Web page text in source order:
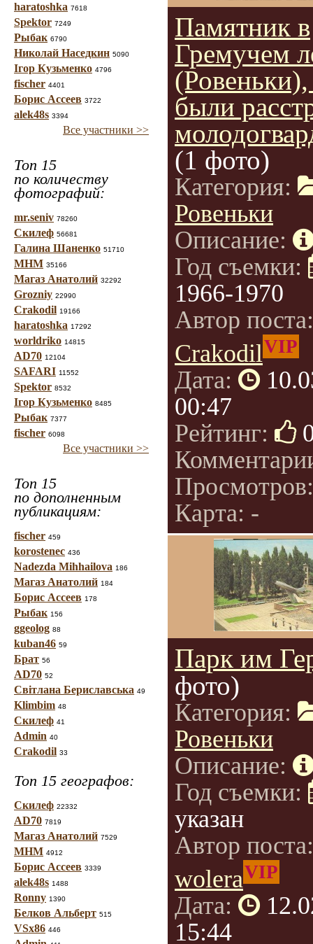
haratoshka 7618
Spektor 7249
Рыбак 6790
Николай Наседкин 5090
Ігор Кузьменко 4796
fischer 4401
Борис Ассеев 3722
alek48s 3394
Все участники >>
Топ 15
по количеству
фотографий:
mr.seniv 78260
Скилеф 56681
Галина Шаненко 51710
МНМ 35166
Магаз Анатолий 32292
Grozniy 22990
Crakodil 19166
haratoshka 17292
worldriko 14815
AD70 12104
SAFARI 11552
Spektor 8532
Ігор Кузьменко 8485
Рыбак 7377
fischer 6098
Все участники >>
Топ 15
по дополненным
публикациям:
fischer 459
korostenec 436
Nadezda Mihhailova 186
Магаз Анатолий 184
Борис Ассеев 178
Рыбак 156
ggeolog 88
kuban46 59
Брат 56
AD70 52
Світлана Бериславська 49
Klimbim 48
Скилеф 41
Admin 40
Crakodil 33
Топ 15 географов:
Скилеф 22332
AD70 7819
Магаз Анатолий 7529
МНМ 4912
Борис Ассеев 3339
alek48s 1488
Ronny 1390
Белков Альберт 515
VSx86 446
Памятник в
Гремучем
(Ровеньки),
были
(1 фото)
Категория:
Ровеньки
Описание:
Год съемки:
1966-1970
Автор
CrakodilVIP
Дата:
00:47
Рейтинг:
Карта: -
Парк им
фото)
Категория:
Ровеньки
Описание:
Год съемки:
указан
Автор
woleraVIP
Дата:
15:44